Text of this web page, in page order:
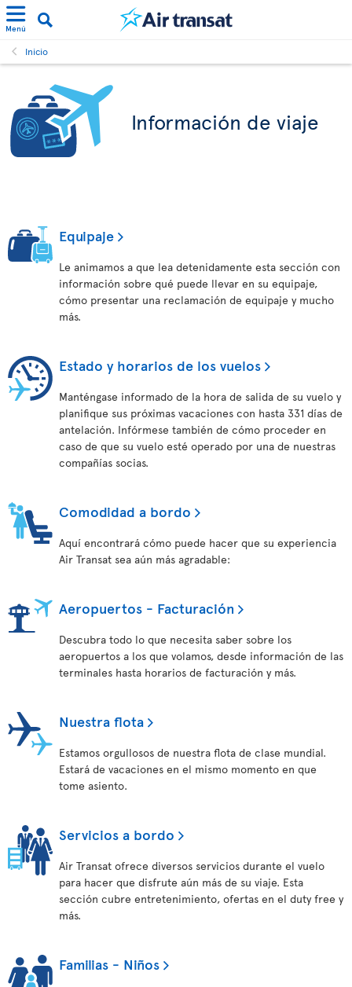
Menú
Inicio
Información de viaje
Equipaje
Le animamos a que lea detenidamente esta sección con
información sobre qué puede llevar en su equipaje,
cómo presentar una reclamación de equipaje y mucho
más.
Estado y horarios de los vuelos
Manténgase informado de la hora de salida de su vuelo y
planifique sus próximas vacaciones con hasta 331 días de
antelación. Infórmese también de cómo proceder en
caso de que su vuelo esté operado por una de nuestras
compañías socias.
Comodidad a bordo
Aquí encontrará cómo puede hacer que su experiencia
Air Transat sea aún más agradable:
Aeropuertos - Facturación
Descubra todo lo que necesita saber sobre los
aeropuertos a los que volamos, desde información de las
terminales hasta horarios de facturación y más.
Nuestra flota
Estamos orgullosos de nuestra flota de clase mundial.
Estará de vacaciones en el mismo momento en que
tome asiento.
Servicios a bordo
Air Transat ofrece diversos servicios durante el vuelo
para hacer que disfrute aún más de su viaje. Esta
sección cubre entretenimiento, ofertas en el duty free y
más.
Familias - Niños